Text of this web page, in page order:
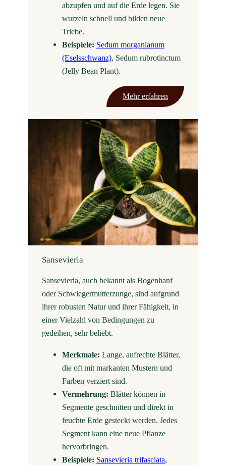
abzupfen und auf die Erde legen. Sie
wurzeln schnell und bilden neue
Triebe.
Beispiele: Sedum morganianum
(Eselsschwanz), Sedum rubrotinctum
(Jelly Bean Plant).
Mehr erfahren
Sansevieria
Sansevieria, auch bekannt als Bogenhanf
oder Schwiegermutterzunge, sind aufgrund
ihrer robusten Natur und ihrer Fähigkeit, in
einer Vielzahl von Bedingungen zu
gedeihen, sehr beliebt.
Merkmale: Lange, aufrechte Blätter,
die oft mit markanten Mustern und
Farben verziert sind.
Vermehrung: Blätter können in
Segmente geschnitten und direkt in
feuchte Erde gesteckt werden. Jedes
Segment kann eine neue Pflanze
hervorbringen.
Beispiele: Sansevieria trifasciata,